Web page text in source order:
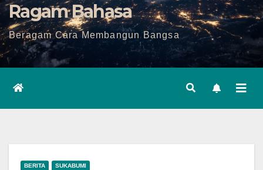
Ragam Bahasa
Beragam Cara Membangun Bangsa
BERITA SUKABUMI